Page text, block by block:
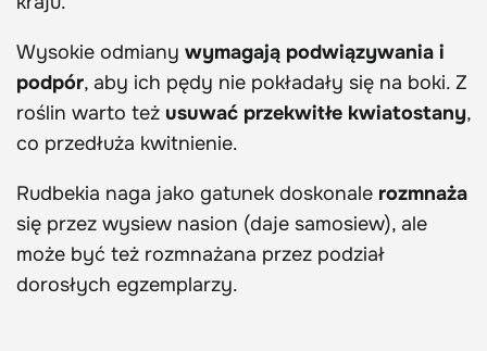
Wysokie odmiany wymagają podwiązywania i
podpór, aby ich pędy nie pokładały się na boki. Z
roślin warto też usuwać przekwitłe kwiatostany,
co przedłuża kwitnienie.
Rudbekia naga jako gatunek doskonale rozmnaża
się przez wysiew nasion (daje samosiew), ale
może być też rozmnażana przez podział
dorosłych egzemplarzy.